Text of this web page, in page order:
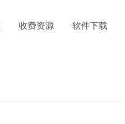
收费资源 软件下载